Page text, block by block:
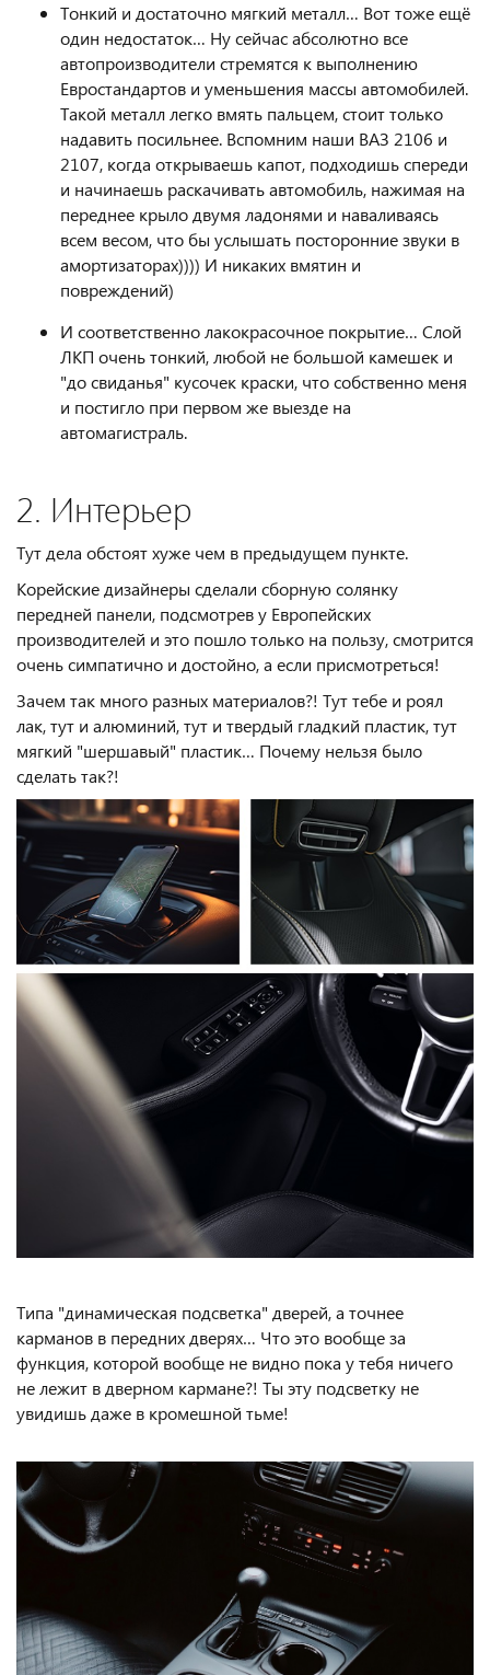
Тонкий и достаточно мягкий металл… Вот тоже ещё
один недостаток… Ну сейчас абсолютно все
автопроизводители стремятся к выполнению
Евростандартов и уменьшения массы автомобилей.
Такой металл легко вмять пальцем, стоит только
надавить посильнее. Вспомним наши ВАЗ 2106 и
2107, когда открываешь капот, подходишь спереди
и начинаешь раскачивать автомобиль, нажимая на
переднее крыло двумя ладонями и наваливаясь
всем весом, что бы услышать посторонние звуки в
амортизаторах)))) И никаких вмятин и
повреждений)
И соответственно лакокрасочное покрытие… Слой
ЛКП очень тонкий, любой не большой камешек и
"до свиданья" кусочек краски, что собственно меня
и постигло при первом же выезде на
автомагистраль.
2. Интерьер
Тут дела обстоят хуже чем в предыдущем пункте.
Корейские дизайнеры сделали сборную солянку
передней панели, подсмотрев у Европейских
производителей и это пошло только на пользу, смотрится
очень симпатично и достойно, а если присмотреться!
Зачем так много разных материалов?! Тут тебе и роял
лак, тут и алюминий, тут и твердый гладкий пластик, тут
мягкий "шершавый" пластик… Почему нельзя было
сделать так?!
Типа "динамическая подсветка" дверей, а точнее
карманов в передних дверях… Что это вообще за
функция, которой вообще не видно пока у тебя ничего
не лежит в дверном кармане?! Ты эту подсветку не
увидишь даже в кромешной тьме!